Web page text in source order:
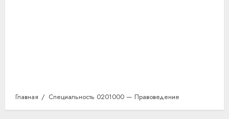
Главная Специальность 0201000 — Правоведение